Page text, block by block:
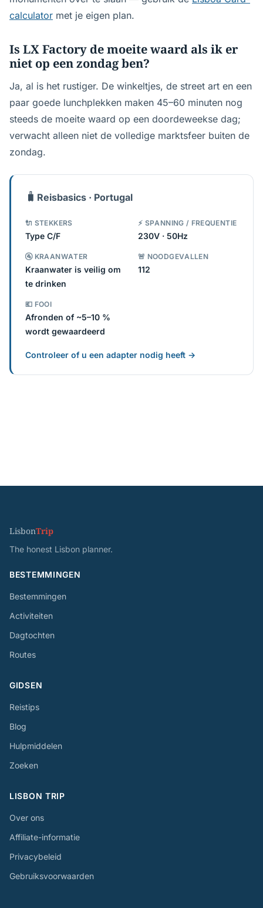
calculator met je eigen plan.
Is LX Factory de moeite waard als ik er
niet op een zondag ben?
Ja, al is het rustiger. De winkeltjes, de street art en een
paar goede lunchplekken maken 45–60 minuten nog
steeds de moeite waard op een doordeweekse dag;
verwacht alleen niet de volledige marktsfeer buiten de
zondag.
🧳 Reisbasics · Portugal
🔌 STEKKERS
Type C/F
⚡ SPANNING / FREQUENTIE
230V · 50Hz
🚰 KRAANWATER
Kraanwater is veilig om
te drinken
🚨 NOODGEVALLEN
112
💶 FOOI
Afronden of ~5–10 %
wordt gewaardeerd
Controleer of u een adapter nodig heeft →
LisbonTrip
The honest Lisbon planner.
BESTEMMINGEN
Bestemmingen
Activiteiten
Dagtochten
Routes
GIDSEN
Reistips
Blog
Hulpmiddelen
Zoeken
LISBON TRIP
Over ons
Affiliate-informatie
Privacybeleid
Gebruiksvoorwaarden